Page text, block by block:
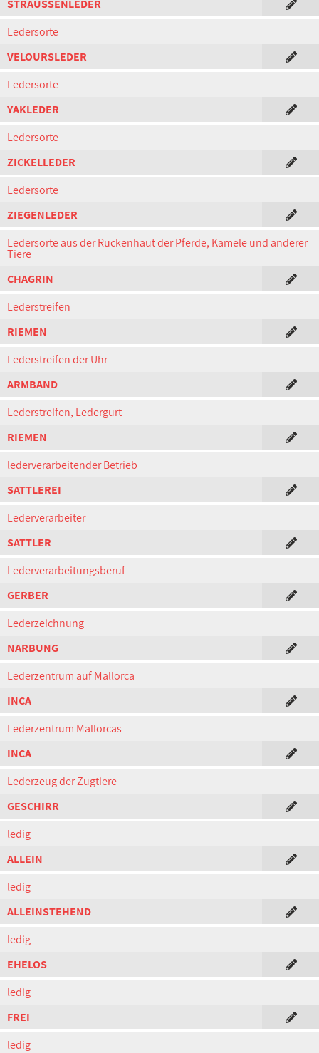
STRAUSSENLEDER
Ledersorte
VELOURSLEDER
Ledersorte
YAKLEDER
Ledersorte
ZICKELLEDER
Ledersorte
ZIEGENLEDER
Ledersorte aus der Rückenhaut der Pferde, Kamele und anderer
Tiere
CHAGRIN
Lederstreifen
RIEMEN
Lederstreifen der Uhr
ARMBAND
Lederstreifen, Ledergurt
RIEMEN
lederverarbeitender Betrieb
SATTLEREI
Lederverarbeiter
SATTLER
Lederverarbeitungsberuf
GERBER
Lederzeichnung
NARBUNG
Lederzentrum auf Mallorca
INCA
Lederzentrum Mallorcas
INCA
Lederzeug der Zugtiere
GESCHIRR
ledig
ALLEIN
ledig
ALLEINSTEHEND
ledig
EHELOS
ledig
FREI
ledig